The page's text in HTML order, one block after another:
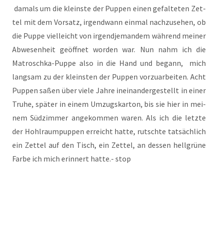
damals um die kleins­te der Pup­pen einen gefal­te­ten Zet­
tel mit dem Vor­satz, irgend­wann ein­mal nach­zu­se­hen, ob
die Pup­pe viel­leicht von irgend­je­man­dem wäh­rend mei­ner
Abwe­sen­heit geöff­net wor­den war. Nun nahm ich die
Matrosch­ka-Pup­pe also in die Hand und begann, mich
lang­sam zu der kleins­ten der Pup­pen vor­zu­ar­bei­ten. Acht
Pup­pen saßen über vie­le Jah­re inein­an­der­ge­stellt in einer
Tru­he, spä­ter in einem Umzugs­kar­ton, bis sie hier in mei­
nem Süd­zim­mer ange­kom­men waren. Als ich die letz­te
der Hohl­raum­pup­pen erreicht hat­te, rutsch­te tat­säch­lich
ein Zet­tel auf den Tisch, ein Zet­tel, an des­sen hell­grü­ne
Far­be ich mich erin­nert hat­te.- stop